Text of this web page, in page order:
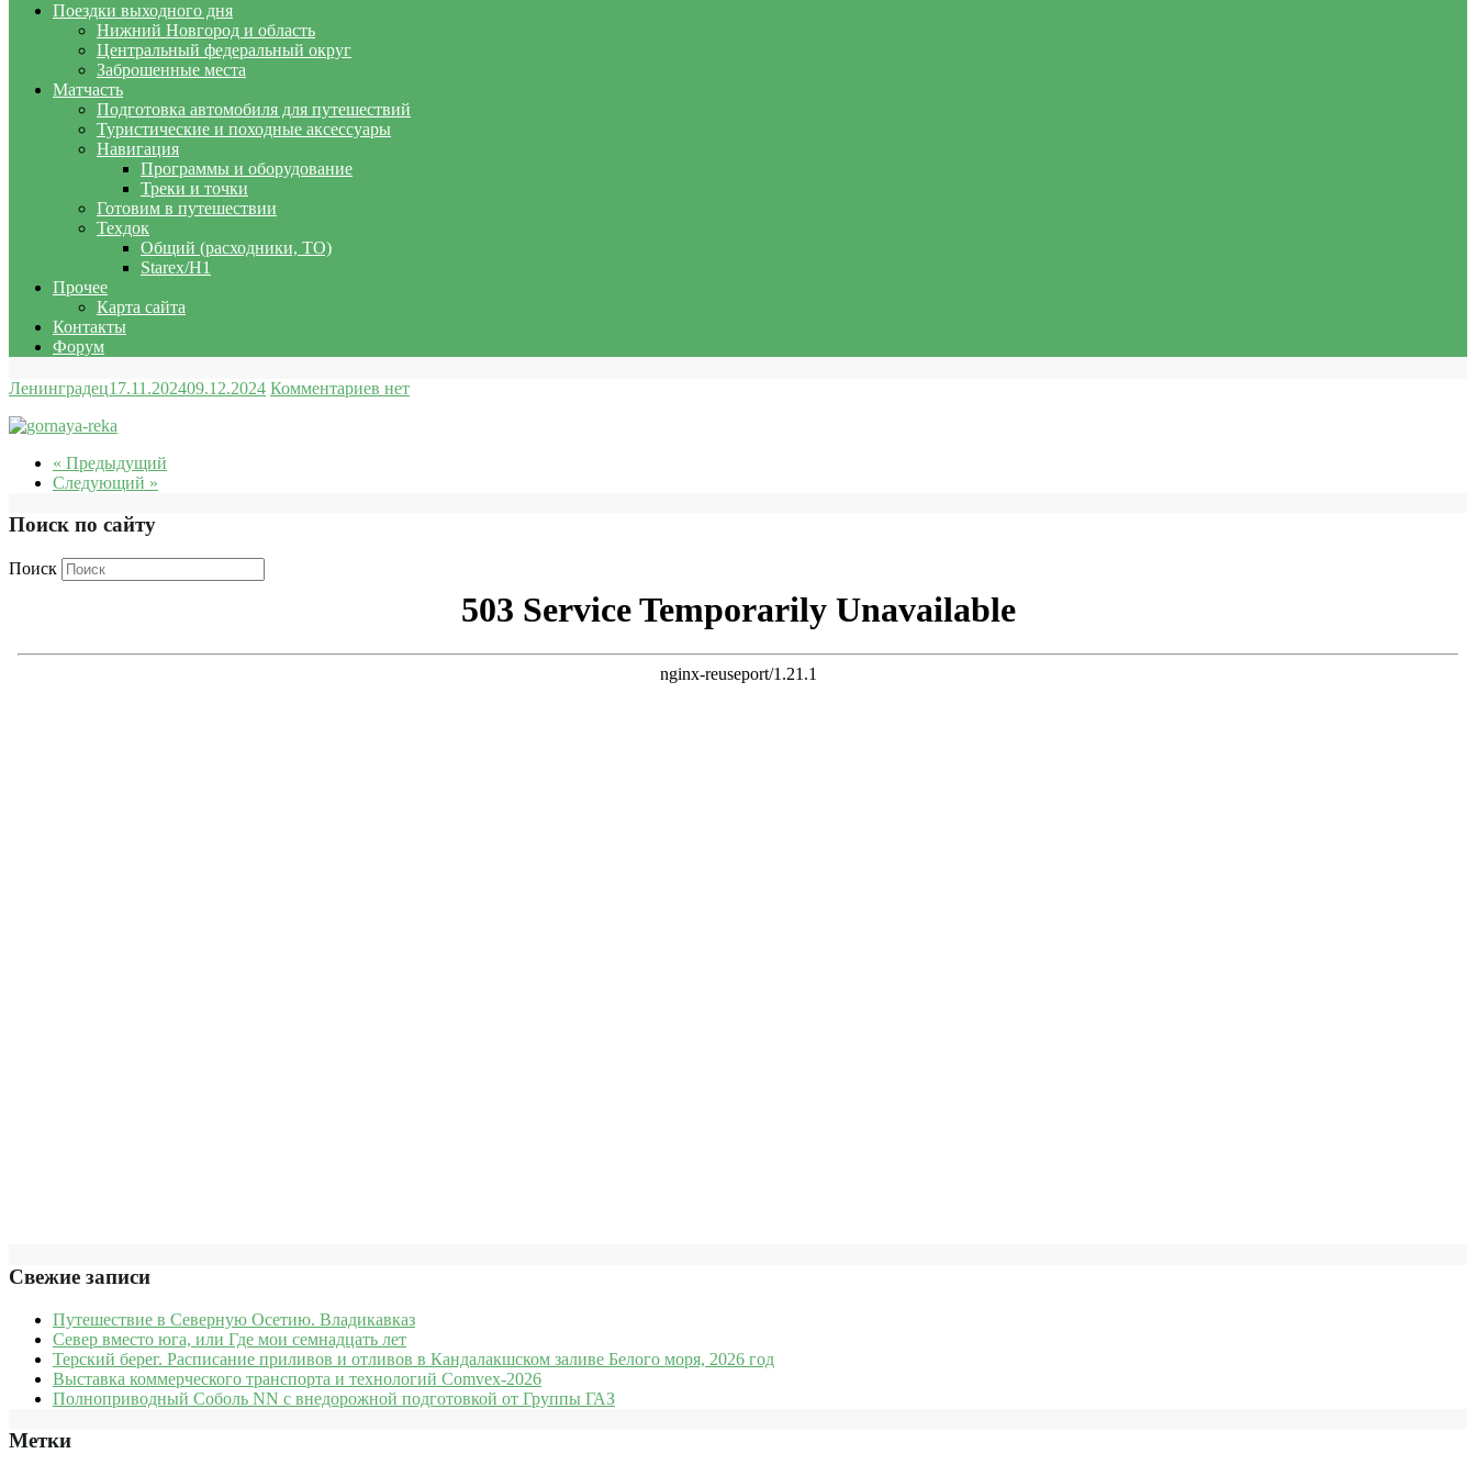
Поездки выходного дня
Нижний Новгород и область
Центральный федеральный округ
Заброшенные места
Матчасть
Подготовка автомобиля для путешествий
Туристические и походные аксессуары
Навигация
Программы и оборудование
Треки и точки
Готовим в путешествии
Техдок
Общий (расходники, ТО)
Starex/H1
Прочее
Карта сайта
Контакты
Форум
Ленинградец17.11.202409.12.2024 Комментариев нет
« Предыдущий
Следующий »
Поиск по сайту
Поиск
Свежие записи
Путешествие в Северную Осетию. Владикавказ
Север вместо юга, или Где мои семнадцать лет
Терский берег. Расписание приливов и отливов в Кандалакшском заливе Белого моря, 2026 год
Выставка коммерческого транспорта и технологий Comvex-2026
Полноприводный Соболь NN с внедорожной подготовкой от Группы ГАЗ
Метки